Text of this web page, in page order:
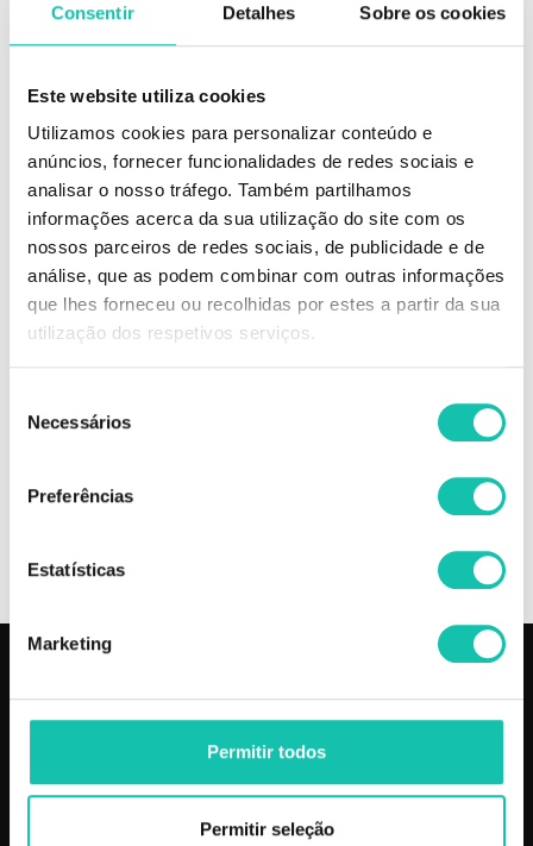
Consentir Detalhes Sobre os cookies
Este website utiliza cookies
Utilizamos cookies para personalizar conteúdo e
anúncios, fornecer funcionalidades de redes sociais e
analisar o nosso tráfego. Também partilhamos
informações acerca da sua utilização do site com os
nossos parceiros de redes sociais, de publicidade e de
análise, que as podem combinar com outras informações
que lhes forneceu ou recolhidas por estes a partir da sua
utilização dos respetivos serviços.
Necessários
Preferências
Estatísticas
Marketing
Permitir todos
Permitir seleção
INGREDIENTES
OPINIÕES
Novex Santo Black Poderoso máscara contém Óleo de Baobá, e é
indicada para todo o tipo de cabelo ressequido, embaraçado e com
pontas espigadas. Graças ao poderoso Óleo de Baobá, proporciona
hidratação e brilho, e ainda desembaraça os nós e afasta o frizz. Nível de
Comprar Máscaras capilares Santo Black NOVEX MELHOR PREÇO |
Máscaras capilares NOVEX Santo Black MELHOR PREÇO
Cabelo
Os nossos preços
Fornecedores